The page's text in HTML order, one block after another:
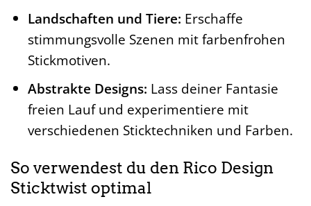
Landschaften und Tiere: Erschaffe
stimmungsvolle Szenen mit farbenfrohen
Stickmotiven.
Abstrakte Designs: Lass deiner Fantasie
freien Lauf und experimentiere mit
verschiedenen Sticktechniken und Farben.
So verwendest du den Rico Design
Sticktwist optimal